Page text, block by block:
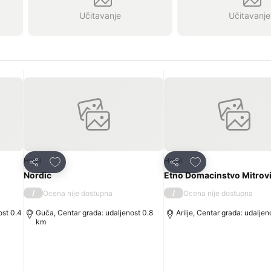
Učitavanje Učitavanje
0.4
Deli
Dodati u favorite
Hotel
Nordic
/ Ocena nije dostupna
Guča, Centar grada: udaljenost 0.8
km
Deli
Dodati u favorite
Hotel
Etno Domacinstvo
/ Ocena nije dostupna
Arilje, Centar grada: